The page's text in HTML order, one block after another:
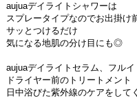
aujuaデイライトシャワーは
スプレータイプなのでお出掛け
サッとつけるだけ
気になる地肌の分け目にも◎
aujuaデイライトセラム、フルイ
ドライヤー前のトリートメント
日中浴びた紫外線のケアをして